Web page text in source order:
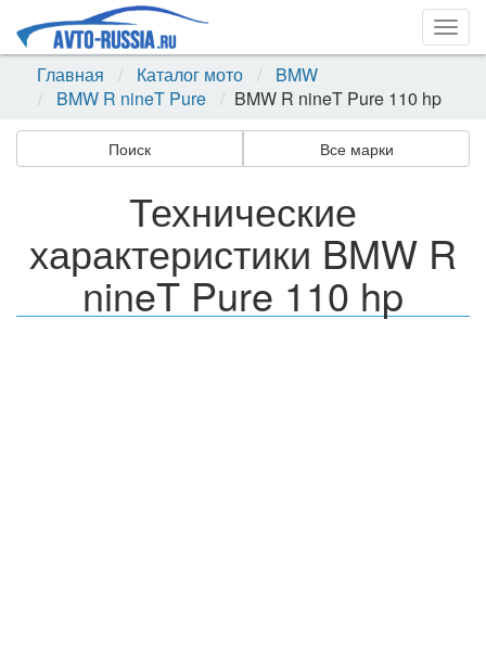
Главная
Каталог мото
BMW
BMW R nineT Pure
BMW R nineT Pure 110 hp
Поиск Все марки
Технические
характеристики BMW R
nineT Pure 110 hp